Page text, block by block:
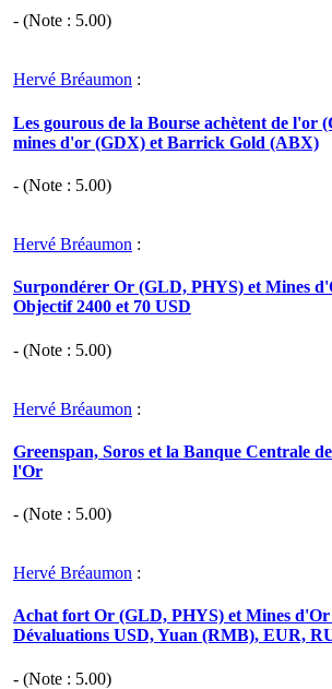
- (Note : 5.00)
Hervé Bréaumon :
Les gourous de la Bourse achètent de l'or
mines d'or (GDX) et Barrick Gold (ABX)
- (Note : 5.00)
Hervé Bréaumon :
Surpondérer Or (GLD, PHYS) et Mines
Objectif 2400 et 70 USD
- (Note : 5.00)
Hervé Bréaumon :
Greenspan, Soros et la Banque Centrale
l'Or
- (Note : 5.00)
Hervé Bréaumon :
Achat fort Or (GLD, PHYS) et Mines
Dévaluations USD, Yuan (RMB), EUR,
- (Note : 5.00)